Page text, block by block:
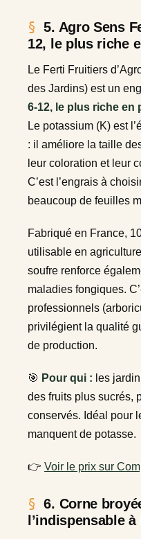
5. Agro Sens
12, le plus riche
Le Ferti Fruitiers
des Jardins) est un
6-12, le plus riche en
Le potassium (K) est
: il améliore la taille
leur coloration et leur
C’est l’engrais à
beaucoup de feuilles
Fabriqué en France,
utilisable en
soufre renforce
maladies fongiques.
professionnels
privilégient la qualité
de production.
🎯 Pour qui : les
des fruits plus sucrés,
conservés. Idéal pour
manquent de potasse.
👉 Voir le prix sur
6. Corne
l’indispensable